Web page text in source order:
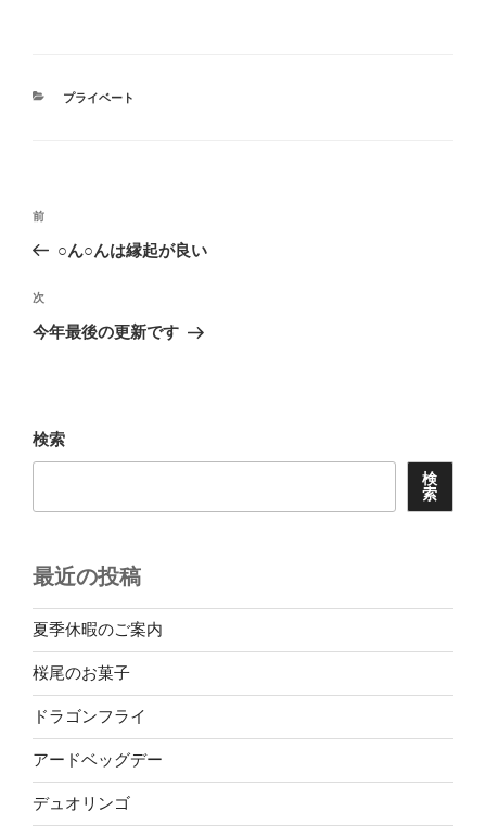
カ
プライベート
投
ビ
ゲ
ン
前
の
稿
前
○ん○んは縁起が良い
次
の
次
今年最後の更新です
検索
検
索
最近の投稿
夏季休暇のご案内
桜尾のお菓子
ドラゴンフライ
アードベッグデー
デュオリンゴ